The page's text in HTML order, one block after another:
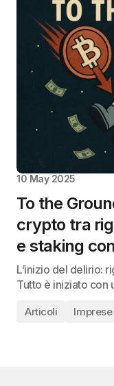
10 May 2025
To the
crypto tra
e staking
L’inizio del delirio:
Tutto è iniziato con
Articoli Imprese